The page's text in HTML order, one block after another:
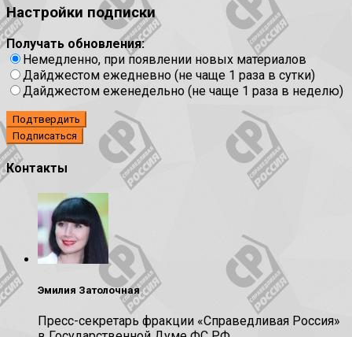
Настройки подписки
Получать обновления:
Немедленно, при появлении новых материалов
Дайджестом ежедневно (не чаще 1 раза в сутки)
Дайджестом еженедельно (не чаще 1 раза в неделю)
Подтвердить
Контакты
Эмилия Затолочная
Пресс-секретарь фракции «Справедливая Россия»